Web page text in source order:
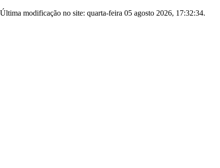
Última modificação no site: quarta-feira 05 agosto 2026, 17:32:34.